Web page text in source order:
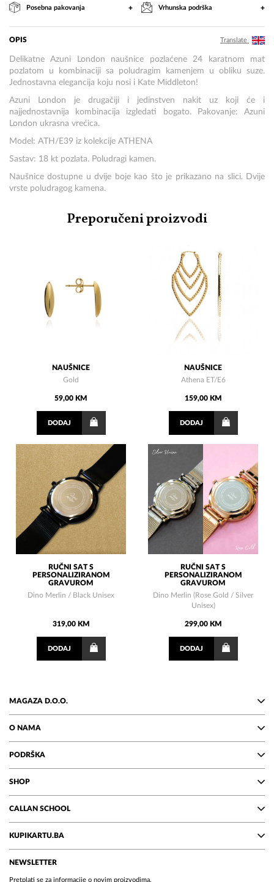
Posebna pakovanja + Vrhunska podrška +
OPIS Translate
Delikatne Azuni London naušnice pozlaćene 24 karatnom mat
pozlatom u kombinaciji sa poludragim kamenjem u obliku suze.
Jednostavna elegancija koju nosi i Kate Middleton!
Azuni London je drugačiji i jedinstven nakit uz koji će i
najjednostavnija kombinacija izgledati bogato. Pakovanje: Azuni
London ukrasna vrećica.
Model: ATH/E39 iz kolekcije ATHENA
Sastav: 18 kt pozlata. Poludragi kamen.
Naušnice dostupne u dvije boje kao što je prikazano na slici. Dvije
vrste poludragog kamena.
Preporučeni proizvodi
NAUŠNICE
Gold
59,00 KM
DODAJ
NAUŠNICE
Athena ET/E6
159,00 KM
DODAJ
RUČNI SAT S
PERSONALIZIRANOM
GRAVUROM
Dino Merlin / Black Unisex
319,00 KM
DODAJ
RUČNI SAT S
PERSONALIZIRANOM
GRAVUROM
Dino Merlin (Rose Gold / Silver
Unisex)
299,00 KM
DODAJ
MAGAZA D.O.O.
O NAMA
PODRŠKA
SHOP
CALLAN SCHOOL
KUPIKARTU.BA
NEWSLETTER
Pretplati se za informacije o novim proizvodima.